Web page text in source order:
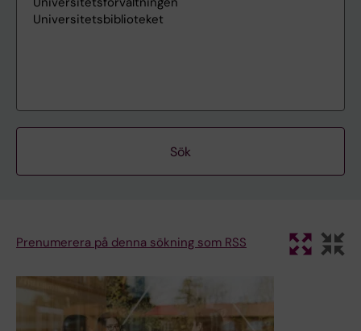
Prenumerera på denna sökning som RSS